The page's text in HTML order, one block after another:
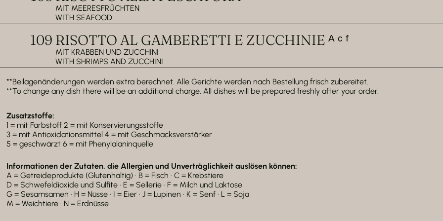
MIT MEERESFRÜCHTEN
WITH SEAFOOD
109 RISOTTO AL GAMBERETTI E ZUCCHINIE ᴬ ᶜ ᶠ
MIT KRABBEN UND ZUCCHINI
WITH SHRIMPS AND ZUCCHINI
**Beilagenänderungen werden extra berechnet. Alle Gerichte werden nach Bestellung frisch zubereitet.
**To change any dish there will be an additional charge. All dishes will be prepared freshly after your order.
Zusatzstoffe:
1 = mit Farbstoff 2 = mit Konservierungsstoffe
3 = mit Antioxidationsmittel 4 = mit Geschmacksverstärker
5 = geschwärzt 6 = mit Phenylalaninquelle
Informationen der Zutaten, die Allergien und Unverträglichkeit auslösen können:
A = Getreideprodukte (Glutenhaltig) · B = Fisch · C = Krebstiere
D = Schwefeldioxide und Sulfite · E = Sellerie · F = Milch und Laktose
G = Sesamsamen · H = Nüsse · I = Eier · J = Lupinen · K = Senf · L = Soja
M = Weichtiere · N = Erdnüsse